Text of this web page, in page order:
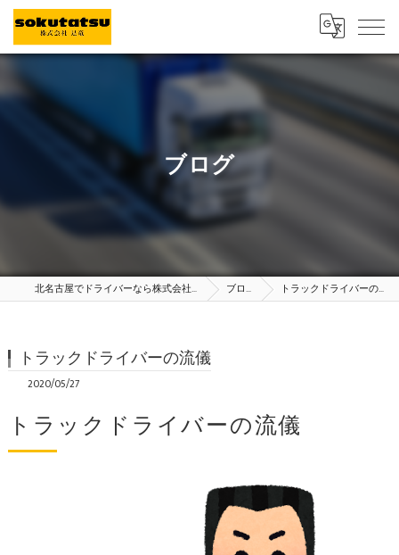
ブログ
北名古屋でドライバーなら株式会社足竜 ブログ トラックドライバーの流儀
トラックドライバーの流儀
2020/05/27
トラックドライバーの流儀